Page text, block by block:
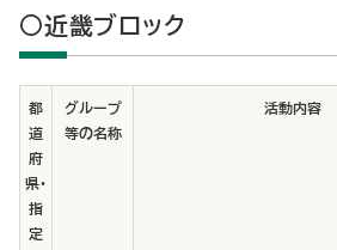
○近畿ブロック
都
道
府
県・
指
定
グループ
等の名称
活動内容